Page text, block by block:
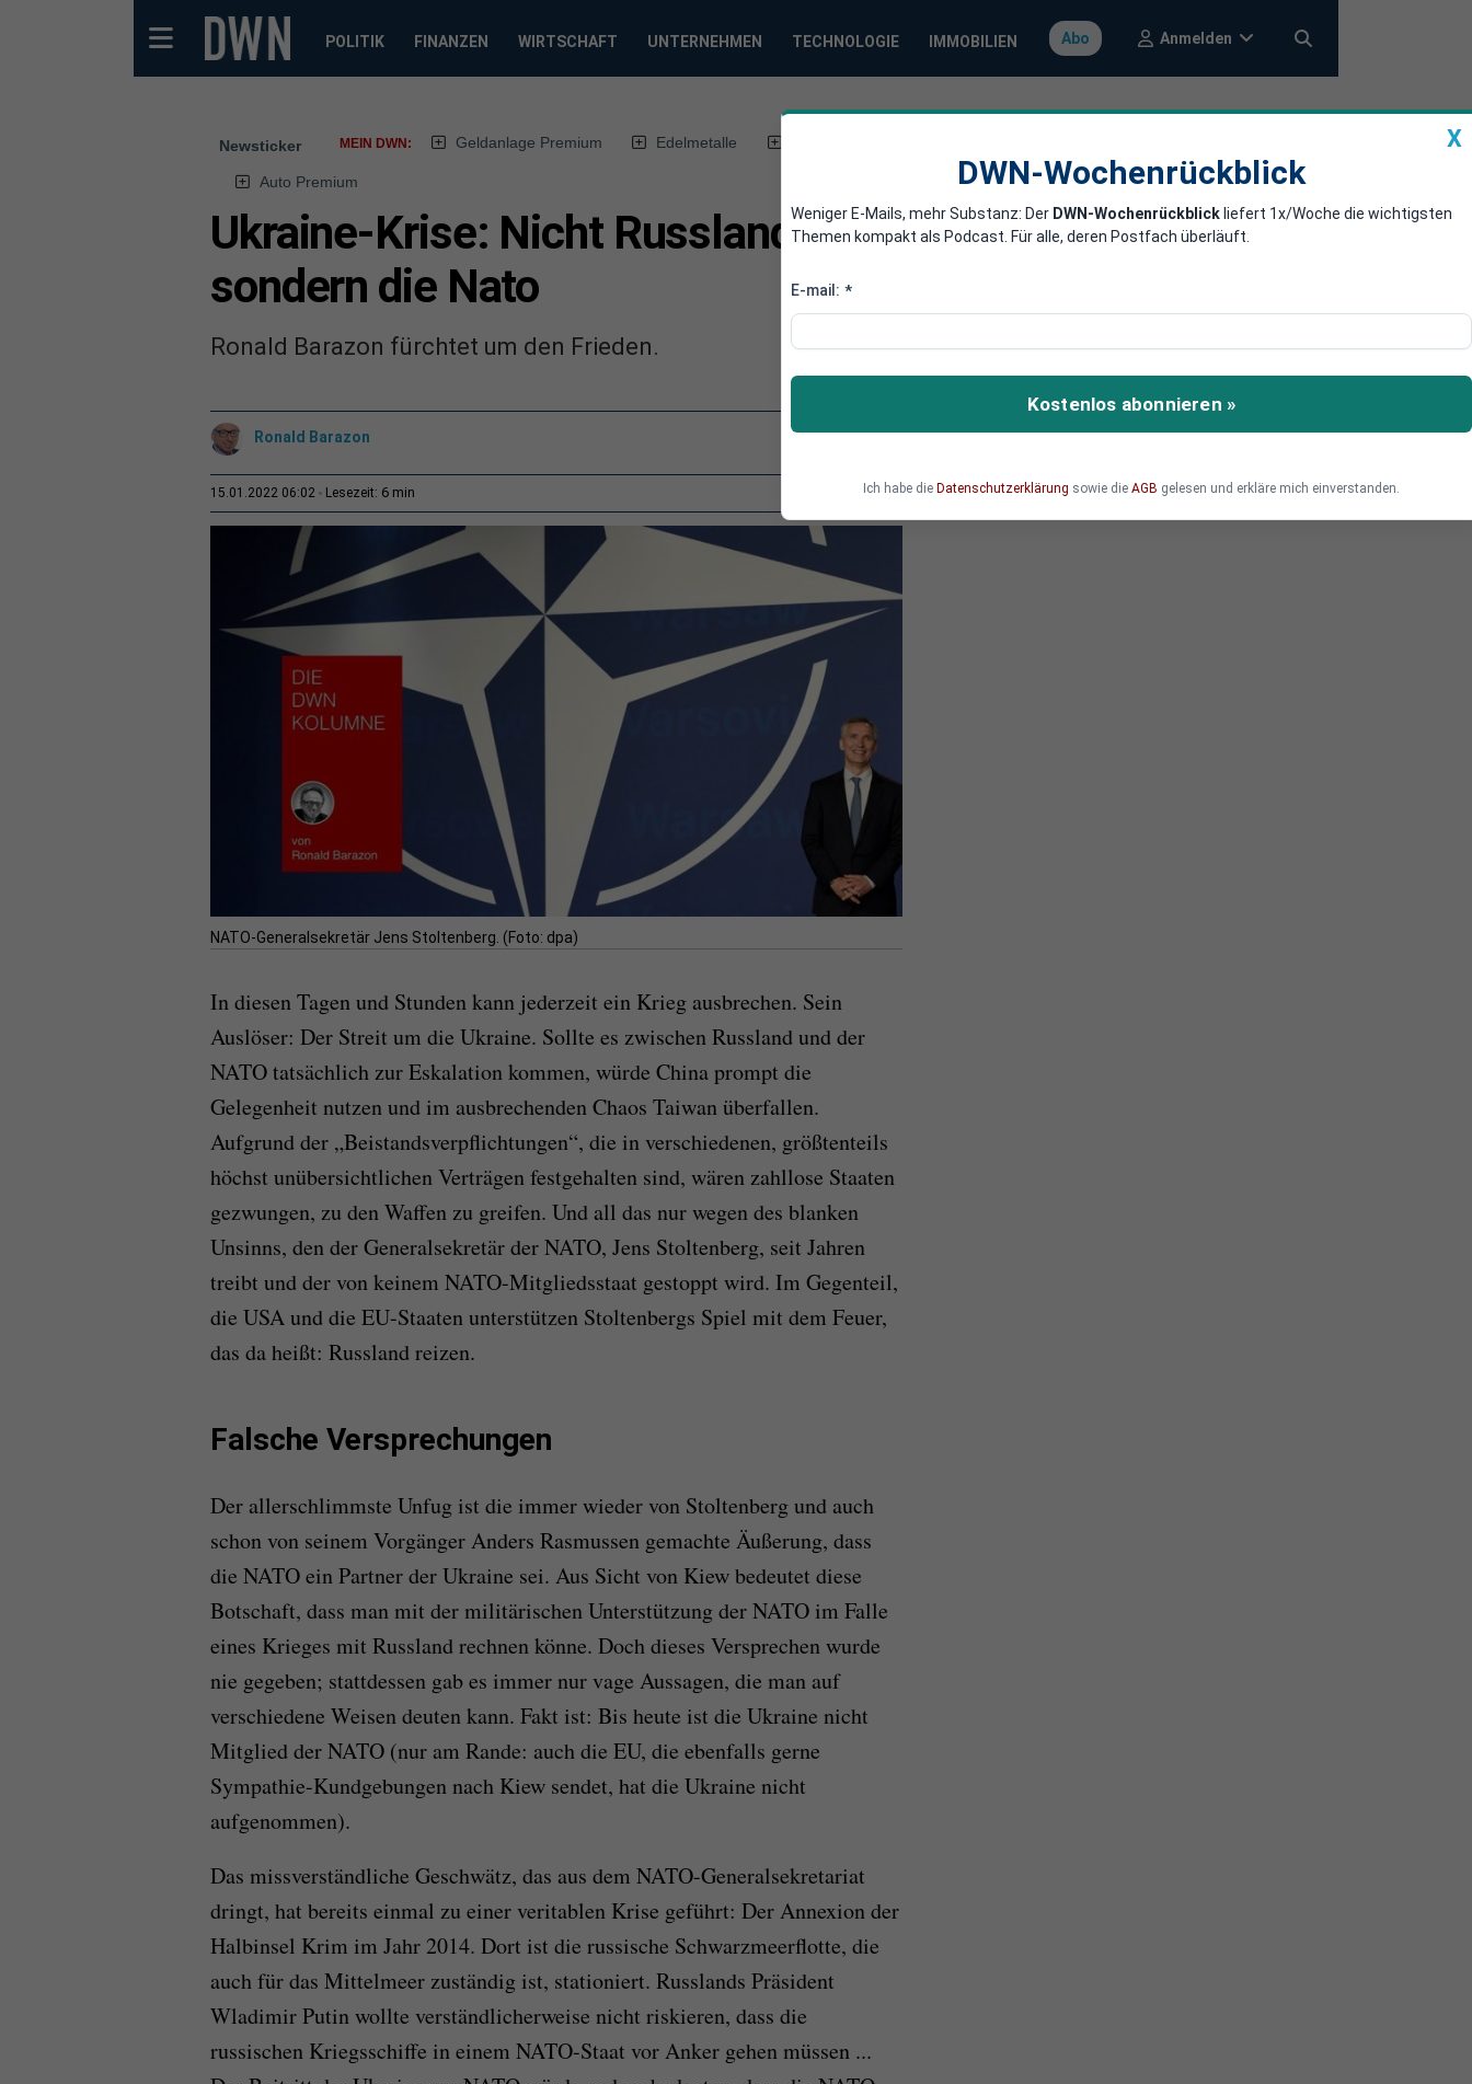
POLITIK FINANZEN WIRTSCHAFT UNTERNEHMEN TECHNOLOGIE IMMOBILIEN Abo Anmelden
Newsticker MEIN DWN: Geldanlage Premium Edelmetalle
Auto Premium
Ukraine-Krise: Nicht Russland ist der Aggressor,
sondern die Nato
Ronald Barazon fürchtet um den Frieden.
Ronald Barazon
15.01.2022 06:02 Lesezeit: 6 min
NATO-Generalsekretär Jens Stoltenberg. (Foto: dpa)
In diesen Tagen und Stunden kann jederzeit ein Krieg ausbrechen. Sein
Auslöser: Der Streit um die Ukraine. Sollte es zwischen Russland und der
NATO tatsächlich zur Eskalation kommen, würde China prompt die
Gelegenheit nutzen und im ausbrechenden Chaos Taiwan überfallen.
Aufgrund der „Beistandsverpflichtungen“, die in verschiedenen, größtenteils
höchst unübersichtlichen Verträgen festgehalten sind, wären zahllose Staaten
gezwungen, zu den Waffen zu greifen. Und all das nur wegen des blanken
Unsinns, den der Generalsekretär der NATO, Jens Stoltenberg, seit Jahren
treibt und der von keinem NATO-Mitgliedsstaat gestoppt wird. Im Gegenteil,
die USA und die EU-Staaten unterstützen Stoltenbergs Spiel mit dem Feuer,
das da heißt: Russland reizen.
Falsche Versprechungen
Der allerschlimmste Unfug ist die immer wieder von Stoltenberg und auch
schon von seinem Vorgänger Anders Rasmussen gemachte Äußerung, dass
die NATO ein Partner der Ukraine sei. Aus Sicht von Kiew bedeutet diese
Botschaft, dass man mit der militärischen Unterstützung der NATO im Falle
eines Krieges mit Russland rechnen könne. Doch dieses Versprechen wurde
nie gegeben; stattdessen gab es immer nur vage Aussagen, die man auf
verschiedene Weisen deuten kann. Fakt ist: Bis heute ist die Ukraine nicht
Mitglied der NATO (nur am Rande: auch die EU, die ebenfalls gerne
Sympathie-Kundgebungen nach Kiew sendet, hat die Ukraine nicht
aufgenommen).
Das missverständliche Geschwätz, das aus dem NATO-Generalsekretariat
dringt, hat bereits einmal zu einer veritablen Krise geführt: Der Annexion der
Halbinsel Krim im Jahr 2014. Dort ist die russische Schwarzmeerflotte, die
auch für das Mittelmeer zuständig ist, stationiert. Russlands Präsident
Wladimir Putin wollte verständlicherweise nicht riskieren, dass die
russischen Kriegsschiffe in einem NATO-Staat vor Anker gehen müssen ...
X
DWN-Wochenrückblick
Weniger E-Mails, mehr Substanz: Der DWN-Wochenrückblick liefert 1x/Woche die wichtigsten
Themen kompakt als Podcast. Für alle, deren Postfach überläuft.
E-mail: *
Kostenlos abonnieren »
Ich habe die Datenschutzerklärung sowie die AGB gelesen und erkläre mich einverstanden.